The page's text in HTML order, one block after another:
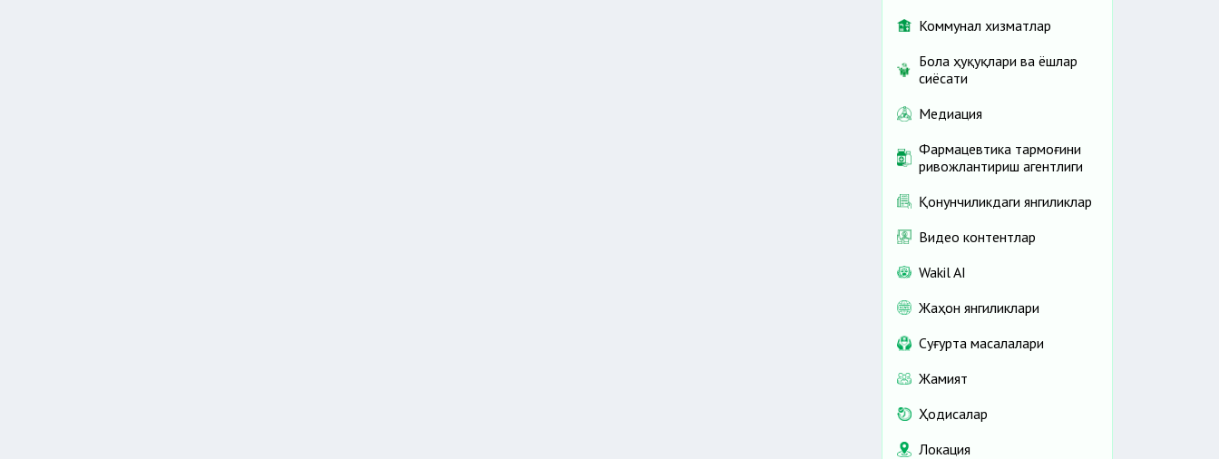
Коммунал хизматлар
Бола ҳуқуқлари ва ёшлар
сиёсати
Медиация
Фармацевтика тармоғини
ривожлантириш агентлиги
Қонунчиликдаги янгиликлар
Видео контентлар
Wakil AI
Жаҳон янгиликлари
Cуғурта масалалари
Жамият
Ҳодисалар
Локация